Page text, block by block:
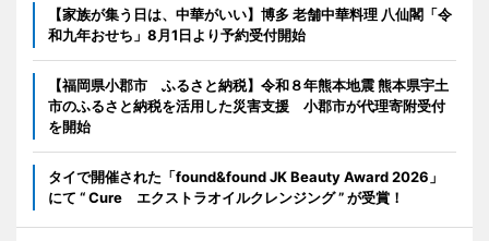
【家族が集う日は、中華がいい】博多 老舗中華料理 八仙閣「令
和九年おせち」8月1日より予約受付開始
【福岡県小郡市 ふるさと納税】令和８年熊本地震 熊本県宇土
市のふるさと納税を活用した災害支援 小郡市が代理寄附受付
を開始
タイで開催された「found&found JK Beauty Award 2026」
にて “ Cure エクストラオイルクレンジング ” が受賞！